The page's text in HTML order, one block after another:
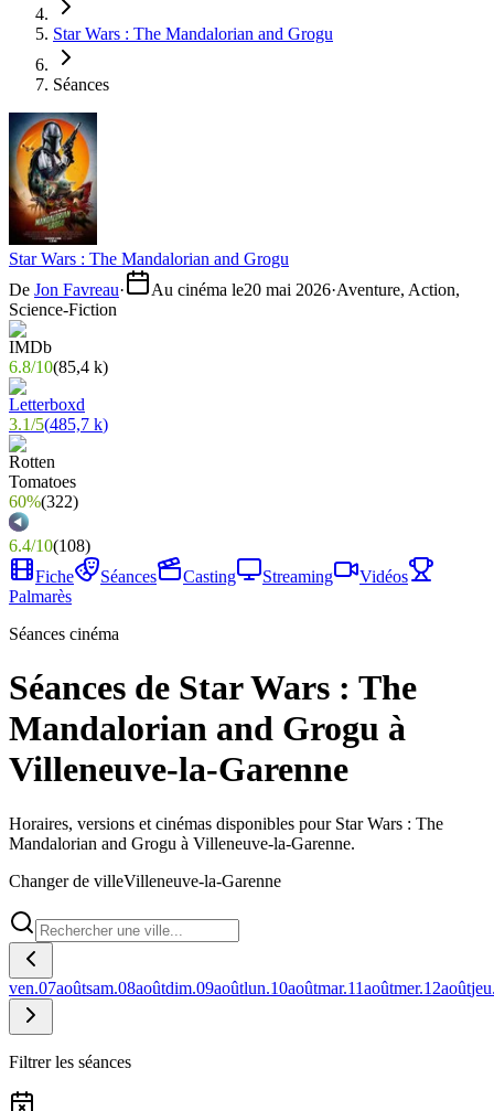
Star Wars : The Mandalorian and Grogu
Séances
Star Wars : The Mandalorian and Grogu
De Jon Favreau· Au cinéma le20 mai 2026·Aventure, Action,
Science-Fiction
6.8/10(85,4 k)
3.1/5(485,7 k)
60%(322)
6.4/10(108)
Fiche
Séances Casting Streaming
Vidéos
Palmarès
Séances cinéma
Séances de Star Wars : The
Mandalorian and Grogu à
Villeneuve-la-Garenne
Horaires, versions et cinémas disponibles pour Star Wars : The
Mandalorian and Grogu à Villeneuve-la-Garenne.
Changer de villeVilleneuve-la-Garenne
ven.07aoûtsam.08aoûtdim.09aoûtlun.10aoûtmar.11aoûtmer.12août
Filtrer les séances